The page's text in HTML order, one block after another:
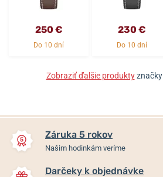
250 €
Do 10 dní
230 €
Do 10 dní
Zobraziť ďalšie produktyznačky
Záruka 5 rokov
Našim hodinkám veríme
Darčeky k objednávke